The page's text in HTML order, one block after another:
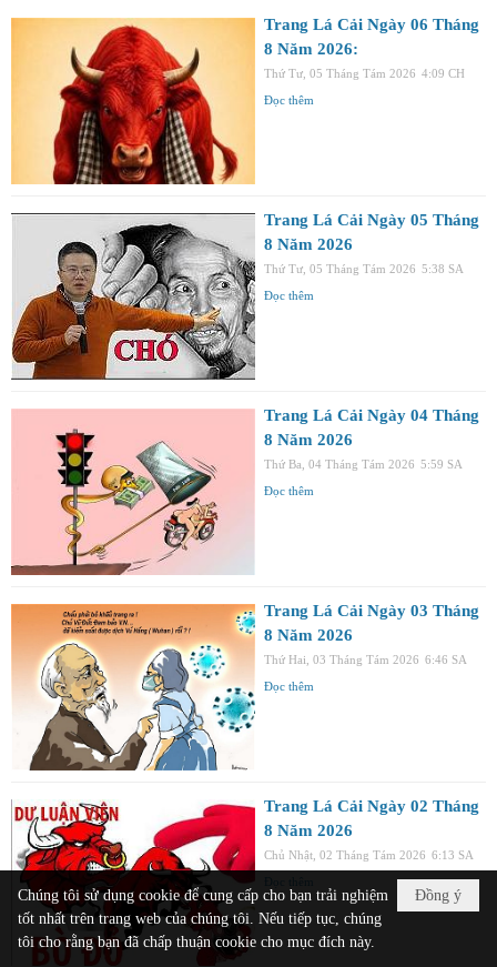
Trang Lá Cải Ngày 06 Tháng
8 Năm 2026:
Thứ Tư, 05 Tháng Tám 2026 4:09 CH
Đọc thêm
Trang Lá Cải Ngày 05 Tháng
8 Năm 2026
Thứ Tư, 05 Tháng Tám 2026 5:38 SA
Đọc thêm
Trang Lá Cải Ngày 04 Tháng
8 Năm 2026
Thứ Ba, 04 Tháng Tám 2026 5:59 SA
Đọc thêm
Trang Lá Cải Ngày 03 Tháng
8 Năm 2026
Thứ Hai, 03 Tháng Tám 2026 6:46 SA
Đọc thêm
Trang Lá Cải Ngày 02 Tháng
8 Năm 2026
Chủ Nhật, 02 Tháng Tám 2026 6:13 SA
Đồng ý
Chúng tôi sử dụng cookie để cung cấp cho bạn trải nghiệm
tốt nhất trên trang web của chúng tôi. Nếu tiếp tục, chúng
tôi cho rằng bạn đã chấp thuận cookie cho mục đích này.